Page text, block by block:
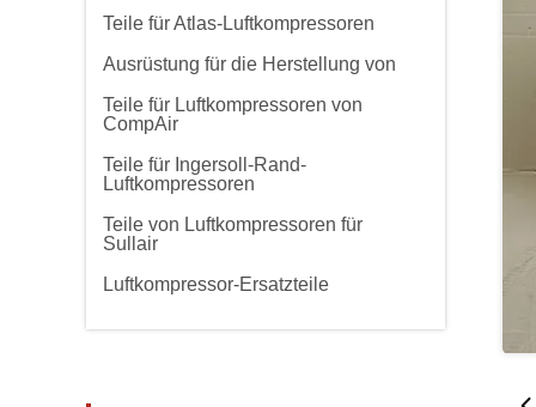
Teile für Atlas-Luftkompressoren
Ausrüstung für die Herstellung von
Teile für Luftkompressoren von
CompAir
Teile für Ingersoll-Rand-
Luftkompressoren
Teile von Luftkompressoren für
Sullair
Luftkompressor-Ersatzteile